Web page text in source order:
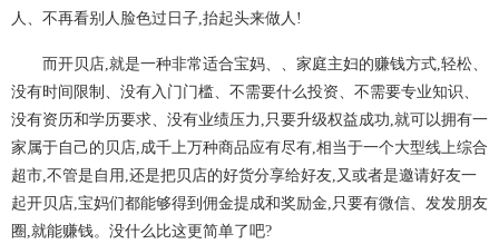
人、不再看别人脸色过日子,抬起头来做人!
而开贝店,就是一种非常适合宝妈、、家庭主妇的赚钱方式,轻松、
没有时间限制、没有入门门槛、不需要什么投资、不需要专业知识、
没有资历和学历要求、没有业绩压力,只要升级权益成功,就可以拥有一
家属于自己的贝店,成千上万种商品应有尽有,相当于一个大型线上综合
超市,不管是自用,还是把贝店的好货分享给好友,又或者是邀请好友一
起开贝店,宝妈们都能够得到佣金提成和奖励金,只要有微信、发发朋友
圈,就能赚钱。没什么比这更简单了吧?